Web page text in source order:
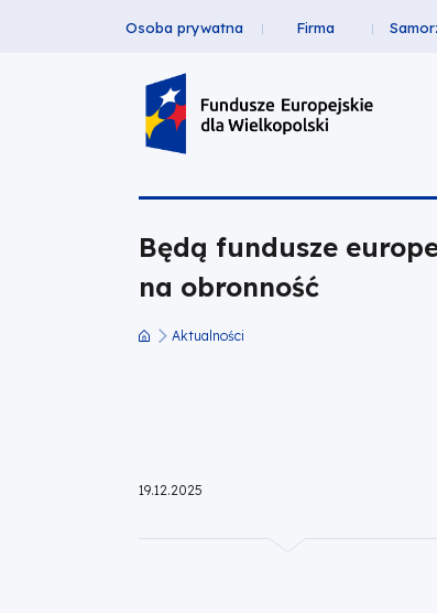
fundusze
europejskie
obronność
Wielkopolski
Header
Top
Osoba prywatna Firma
Będą fundusze
na obronność
Aktualności
19.12.2025